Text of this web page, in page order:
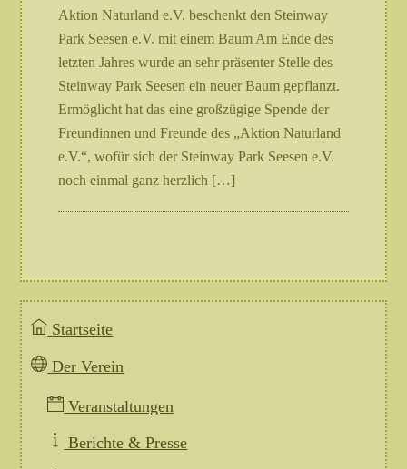
Aktion Naturland e.V. beschenkt den Steinway
Park Seesen e.V. mit einem Baum Am Ende des
letzten Jahres wurde an sehr präsenter Stelle des
Steinway Park Seesen ein neuer Baum gepflanzt.
Ermöglicht hat das eine großzügige Spende der
Freundinnen und Freunde des „Aktion Naturland
e.V.“, wofür sich der Steinway Park Seesen e.V.
noch einmal ganz herzlich […]
Startseite
Der Verein
Veranstaltungen
Berichte & Presse